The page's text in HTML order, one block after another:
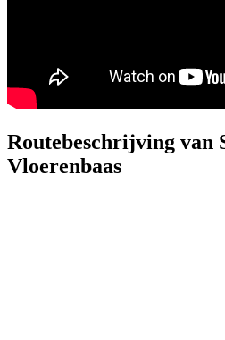
Routebeschrijving van
Vloerenbaas